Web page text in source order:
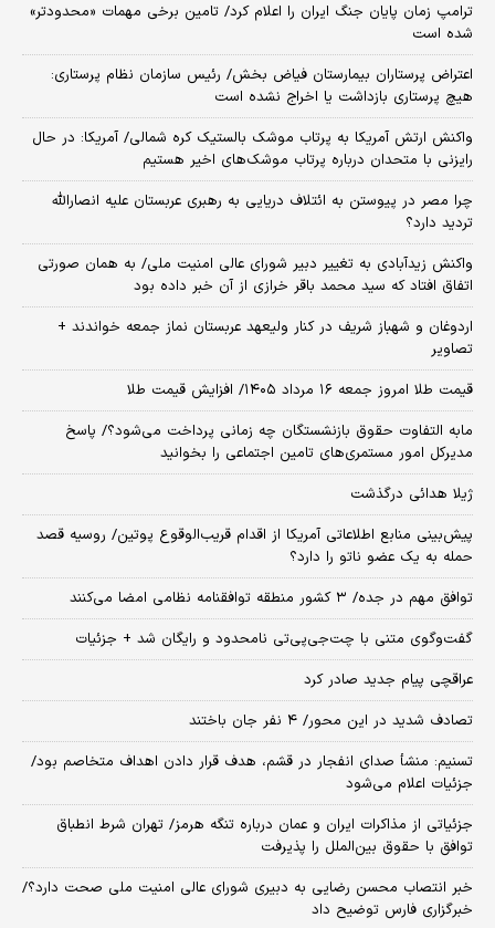
ترامپ زمان پایان جنگ ایران را اعلام کرد/ تامین برخی مهمات «محدودتر»
شده است
اعتراض پرستاران بیمارستان فیاض بخش/ رئیس سازمان نظام پرستاری:
هیچ پرستاری بازداشت یا اخراج نشده است
واکنش ارتش آمریکا به پرتاب موشک بالستیک کره شمالی/ آمریکا: در حال
رایزنی با متحدان درباره پرتاب موشک‌های اخیر هستیم
چرا مصر در پیوستن به ائتلاف دریایی به رهبری عربستان علیه انصارالله
تردید دارد؟
واکنش زیدآبادی به تغییر دبیر شورای عالی امنیت ملی/ به همان صورتی
اتفاق افتاد که سید محمد باقر خرازی از آن خبر داده بود
اردوغان و شهباز شریف در کنار ولیعهد عربستان نماز جمعه خواندند +
تصاویر
قیمت طلا امروز جمعه ۱۶ مرداد ۱۴۰۵/ افزایش قیمت طلا
مابه التفاوت حقوق بازنشستگان چه زمانی پرداخت می‌شود؟/ پاسخ
مدیرکل امور مستمری‌های تامین اجتماعی را بخوانید
ژیلا هدائی درگذشت
پیش‌بینی منابع اطلاعاتی آمریکا از اقدام قریب‌الوقوع پوتین/ روسیه قصد
حمله به یک عضو ناتو را دارد؟
توافق مهم در جده/ ۳ کشور منطقه توافقنامه نظامی امضا می‌کنند
گفت‌وگوی متنی با چت‌جی‌پی‌تی نامحدود و رایگان شد + جزئیات
عراقچی پیام جدید صادر کرد
تصادف شدید در این محور/ ۴ نفر جان باختند
تسنیم: منشأ صدای انفجار در قشم، هدف قرار دادن اهداف متخاصم بود/
جزئیات اعلام می‌شود
جزئیاتی از مذاکرات ایران و عمان درباره تنگه هرمز/ تهران شرط انطباق
توافق با حقوق بین‌الملل را پذیرفت
خبر انتصاب محسن رضایی به دبیری شورای عالی امنیت ملی صحت دارد؟/
خبرگزاری فارس توضیح داد